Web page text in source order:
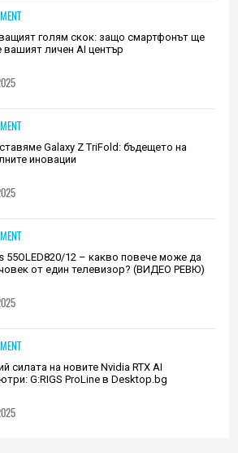
голям скок: защо смартфонът ще
вашият личен AI център
Galaxy Z TriFold: бъдещето на
иновации
55OLED820/12 – какво повече може да
от един телевизор? (ВИДЕО РЕВЮ)
силата на новите Nvidia RTX AI
G:RIGS ProLine в Desktop.bg